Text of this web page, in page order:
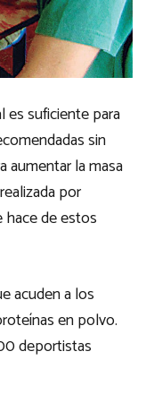
es suficiente para
sin
aumentar la masa
por
de estos
acuden a los
en polvo.
deportistas